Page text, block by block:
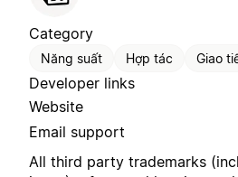
Category
Năng suất Hợp tác Giao
Developer links
Website
Email support
All third party trademarks